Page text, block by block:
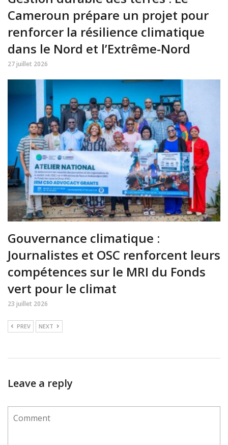
Cameroun prépare un projet pour
renforcer la résilience climatique
dans le Nord et l’Extrême-Nord
27 juillet 2026
Gouvernance climatique :
Journalistes et OSC renforcent leurs
compétences sur le MRI du Fonds
vert pour le climat
23 juillet 2026
PREV NEXT
Leave a reply